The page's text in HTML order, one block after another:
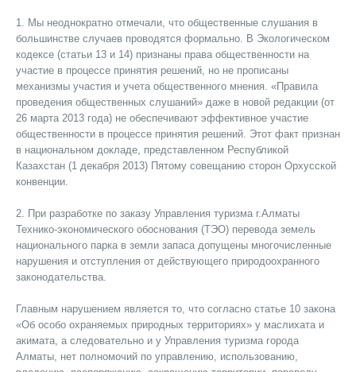
1. Мы неоднократно отмечали, что общественные слушания в
большинстве случаев проводятся формально. В Экологическом
кодексе (статьи 13 и 14) признаны права общественности на
участие в процессе принятия решений, но не прописаны
механизмы участия и учета общественного мнения. «Правила
проведения общественных слушаний» даже в новой редакции (от
26 марта 2013 года) не обеспечивают эффективное участие
общественности в процессе принятия решений. Этот факт признан
в национальном докладе, представленном Республикой
Казахстан (1 декабря 2013) Пятому совещанию сторон Орхусской
конвенции.
2. При разработке по заказу Управления туризма г.Алматы
Технико-экономического обоснования (ТЭО) перевода земель
национального парка в земли запаса допущены многочисленные
нарушения и отступления от действующего природоохранного
законодательства.
Главным нарушением является то, что согласно статье 10 закона
«Об особо охраняемых природных территориях» у маслихата и
акимата, а следовательно и у Управления туризма города
Алматы, нет полномочий по управлению, использованию,